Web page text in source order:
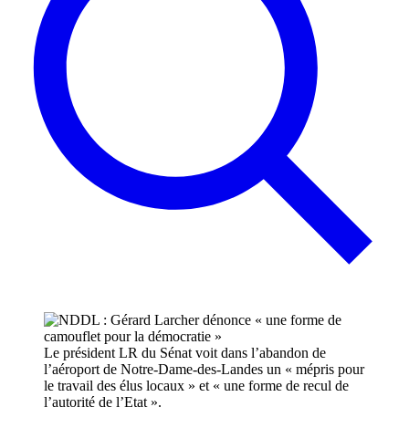
Le président LR du Sénat voit dans l’abandon de
l’aéroport de Notre-Dame-des-Landes un « mépris pour
le travail des élus locaux » et « une forme de recul de
l’autorité de l’Etat ».